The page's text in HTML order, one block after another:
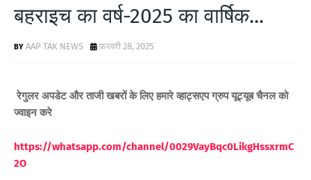
बहराइच का वर्ष-2025 का वार्षिक...
AAP TAK NEWS फ़रवरी 28, 2025
रेगुलर अपडेट और ताजी खबरों के लिए हमारे व्हाट्सएप ग्रुप यूट्यूब चैनल को
ज्वाइन करे
https://whatsapp.com/channel/0029VayBqc0LikgHssxrmC
2O